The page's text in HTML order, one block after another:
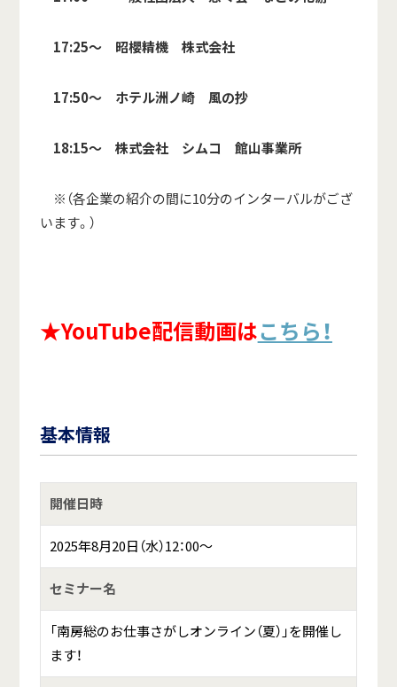
17:25～ 昭櫻精機 株式会社
17:50～ ホテル洲ノ崎 風の抄
18:15～ 株式会社 シムコ 館山事業所
※（各企業の紹介の間に10分のインターバルがござ
います。）
★YouTube配信動画はこちら！
基本情報
開催日時
2025年8月20日（水）12：00～
セミナー名
「南房総のお仕事さがしオンライン（夏）」を開催し
ます！